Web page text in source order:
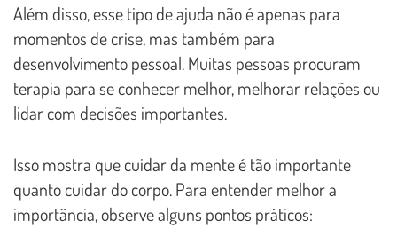
Além disso, esse tipo de ajuda não é apenas para
momentos de crise, mas também para
desenvolvimento pessoal. Muitas pessoas procuram
terapia para se conhecer melhor, melhorar relações ou
lidar com decisões importantes.
Isso mostra que cuidar da mente é tão importante
quanto cuidar do corpo. Para entender melhor a
importância, observe alguns pontos práticos: